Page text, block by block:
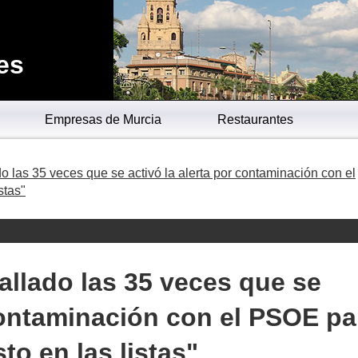
Empresas de Murcia Restaurantes
las 35 veces que se activó la alerta por contaminación con el
las 35 veces que se
con el PSOE
en las listas"